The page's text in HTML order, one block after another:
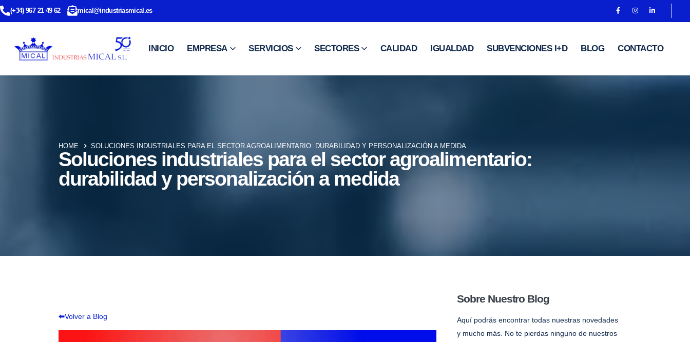
(+34) 967 21 49 62 mical@industriasmical.es
INICIO EMPRESA SERVICIOS SECTORES CALIDAD IGUALDAD SUBVENCIONES I+D BLOG CONTACTO
HOME SOLUCIONES INDUSTRIALES PARA EL SECTOR AGROALIMENTARIO: DURABILIDAD Y PERSONALIZACIÓN A MEDIDA
Soluciones industriales para el sector agroalimentario:
durabilidad y personalización a medida
⬅Volver a Blog
Sobre Nuestro Blog
Aquí podrás encontrar todas nuestras novedades
y mucho más. No te pierdas ninguno de nuestros